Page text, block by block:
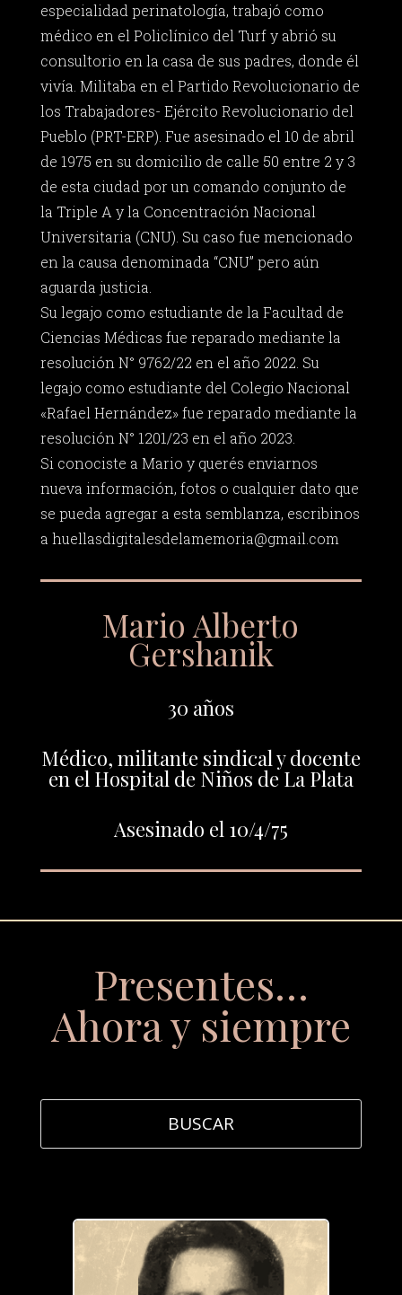
especialidad perinatología, trabajó como
médico en el Policlínico del Turf y abrió su
consultorio en la casa de sus padres, donde él
vivía. Militaba en el Partido Revolucionario de
los Trabajadores- Ejército Revolucionario del
Pueblo (PRT-ERP). Fue asesinado el 10 de abril
de 1975 en su domicilio de calle 50 entre 2 y 3
de esta ciudad por un comando conjunto de
la Triple A y la Concentración Nacional
Universitaria (CNU). Su caso fue mencionado
en la causa denominada “CNU” pero aún
aguarda justicia.
Su legajo como estudiante de la Facultad de
Ciencias Médicas fue reparado mediante la
resolución N° 9762/22 en el año 2022. Su
legajo como estudiante del Colegio Nacional
«Rafael Hernández» fue reparado mediante la
resolución N° 1201/23 en el año 2023.
Si conociste a Mario y querés enviarnos
nueva información, fotos o cualquier dato que
se pueda agregar a esta semblanza, escribinos
a huellasdigitalesdelamemoria@gmail.com
Mario Alberto
Gershanik
30 años
Médico, militante sindical y docente
en el Hospital de Niños de La Plata
Asesinado el 10/4/75
Presentes…
Ahora y siempre